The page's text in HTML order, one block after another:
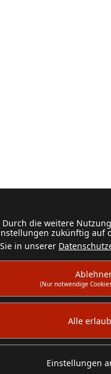
Durch die weitere
zukünftig
in unserer
(Nur notwendige
Alle
Einstellungen